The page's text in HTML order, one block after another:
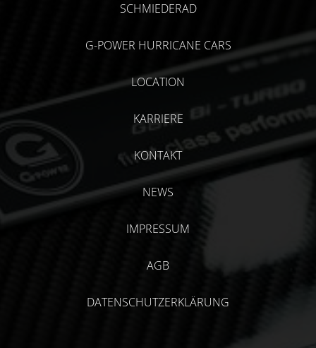
SCHMIEDERAD
G-POWER HURRICANE CARS
LOCATION
KARRIERE
KONTAKT
NEWS
IMPRESSUM
AGB
DATENSCHUTZERKLÄRUNG